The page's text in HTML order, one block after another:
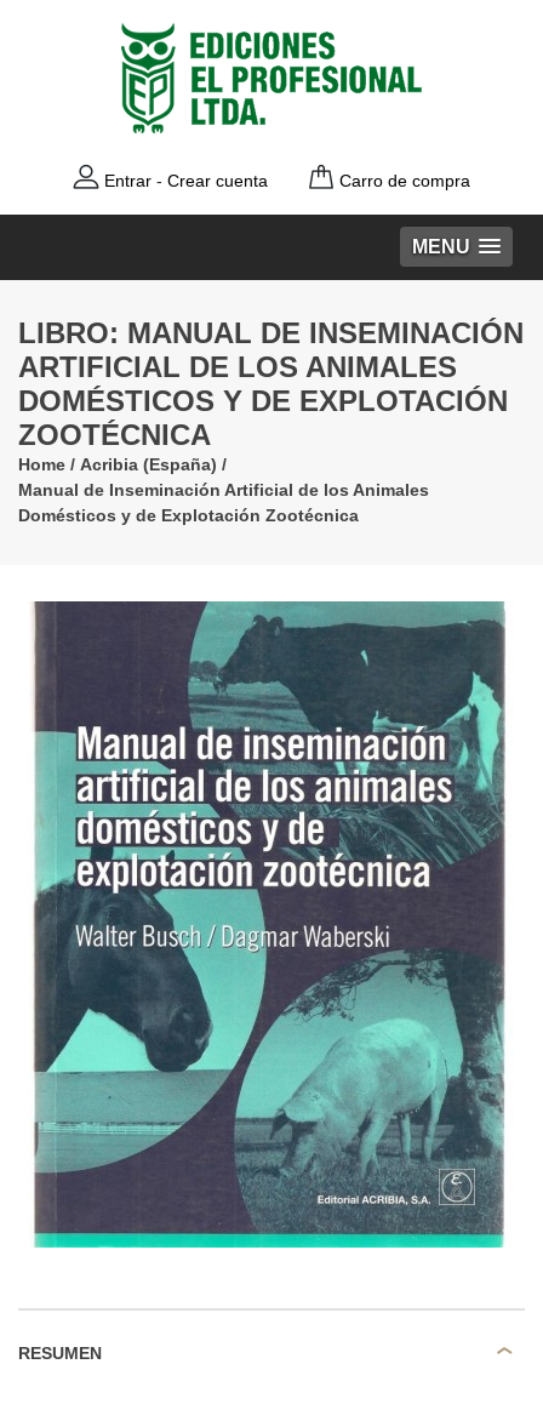
Entrar - Crear cuenta Carro de compra
MENU
LIBRO: MANUAL DE INSEMINACIÓN
ARTIFICIAL DE LOS ANIMALES
DOMÉSTICOS Y DE EXPLOTACIÓN
ZOOTÉCNICA
Home / Acribia (España) /
Manual de Inseminación Artificial de los Animales
Domésticos y de Explotación Zootécnica
RESUMEN